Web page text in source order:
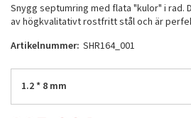
Snygg septumring med flata "kulor" i rad.
av högkvalitativt rostfritt stål och är
Artikelnummer: SHR164_001
1.2 * 8 mm